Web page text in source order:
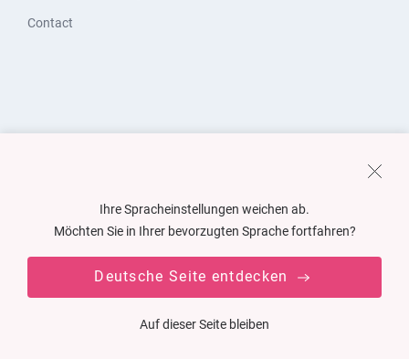
Contact
Ihre Spracheinstellungen weichen ab.
Möchten Sie in Ihrer bevorzugten Sprache fortfahren?
Deutsche Seite entdecken
Auf dieser Seite bleiben